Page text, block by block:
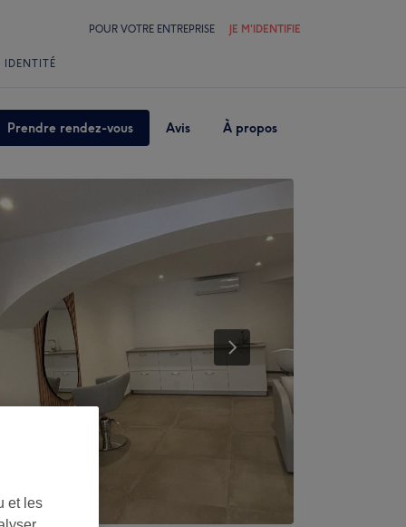
POUR VOTRE ENTREPRISE JE M'IDENTIFIE
IDENTITÉ
Prendre rendez-vous Avis À propos
et les